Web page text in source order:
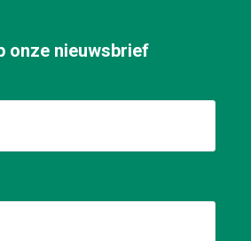
onze nieuwsbrief